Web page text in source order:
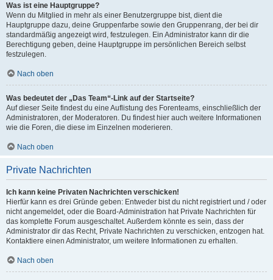
Was ist eine Hauptgruppe?
Wenn du Mitglied in mehr als einer Benutzergruppe bist, dient die
Hauptgruppe dazu, deine Gruppenfarbe sowie den Gruppenrang, der bei dir
standardmäßig angezeigt wird, festzulegen. Ein Administrator kann dir die
Berechtigung geben, deine Hauptgruppe im persönlichen Bereich selbst
festzulegen.
Nach oben
Was bedeutet der „Das Team“-Link auf der Startseite?
Auf dieser Seite findest du eine Auflistung des Forenteams, einschließlich der
Administratoren, der Moderatoren. Du findest hier auch weitere Informationen
wie die Foren, die diese im Einzelnen moderieren.
Nach oben
Private Nachrichten
Ich kann keine Privaten Nachrichten verschicken!
Hierfür kann es drei Gründe geben: Entweder bist du nicht registriert und / oder
nicht angemeldet, oder die Board-Administration hat Private Nachrichten für
das komplette Forum ausgeschaltet. Außerdem könnte es sein, dass der
Administrator dir das Recht, Private Nachrichten zu verschicken, entzogen hat.
Kontaktiere einen Administrator, um weitere Informationen zu erhalten.
Nach oben